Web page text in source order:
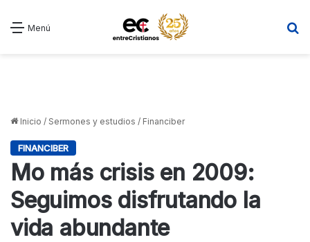
Menú
Inicio / Sermones y estudios / Financiber
FINANCIBER
Mo más crisis en 2009:
Seguimos disfrutando la
vida abundante